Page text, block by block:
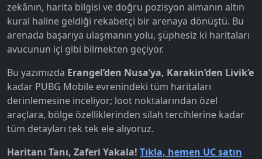
zekânın, harita bilgisi ve doğru pozisyon almanın altın
kural haline geldiği rekabetçi bir arenaya dönüştü. Bu
arenada başarıya ulaşmanın yolu, şüphesiz ki haritaları
avucunun içi gibi bilmekten geçiyor.
Bu yazımızda Erangel’den Nusa’ya, Karakin’den Livik’e
kadar PUBG Mobile evrenindeki tüm haritaları
derinlemesine inceliyor; loot noktalarından özel
araçlara, bölge özelliklerinden silah tercihlerine kadar
tüm detayları tek tek ele alıyoruz.
Haritanı Tanı, Zaferi Yakala! Tıkla, hemen UC satın